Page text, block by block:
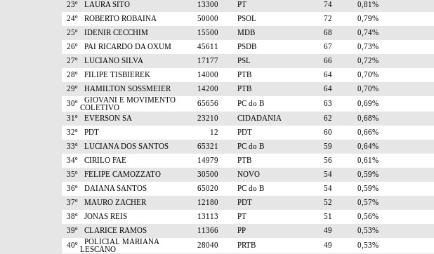
23º
LAURA SITO 13300 PT 74
0,81%
24º
ROBERTO ROBAINA 50000 PSOL 72
0,79%
25º
IDENIR CECCHIM 15500 MDB 68
0,74%
26º
PAI RICARDO DA OXUM 45611 PSDB 67
0,73%
27º
LUCIANO SILVA 17177 PSL 66
0,72%
28º
FILIPE TISBIEREK 14000 PTB 64
0,70%
29º
HAMILTON SOSSMEIER 14200 PTB 64
0,70%
30º
GIOVANI E MOVIMENTO
COLETIVO
65656 PC do B 63
0,69%
31º
EVERSON SA 23210 CIDADANIA 62
0,68%
32º
PDT 12 PDT 60
0,66%
33º
LUCIANA DOS SANTOS 65321 PC do B 59
0,64%
34º
CIRILO FAE 14979 PTB 56
0,61%
35º
FELIPE CAMOZZATO 30500 NOVO 54
0,59%
36º
DAIANA SANTOS 65020 PC do B 54
0,59%
37º
MAURO ZACHER 12180 PDT 52
0,57%
38º
JONAS REIS 13113 PT 51
0,56%
39º
CLARICE RAMOS 11366 PP 49
0,53%
40º
POLICIAL MARIANA
LESCANO
28040 PRTB 49
0,53%